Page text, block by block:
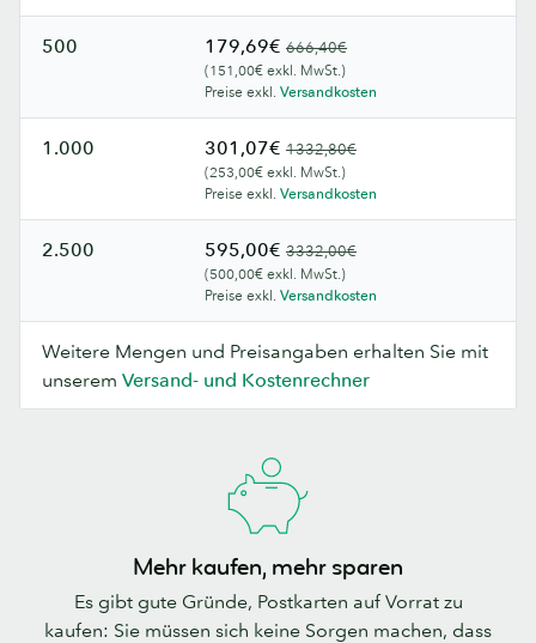
500 179,69€ 666,40€
(151,00€ exkl. MwSt.)
Preise exkl. Versandkosten
1.000 301,07€ 1332,80€
(253,00€ exkl. MwSt.)
Preise exkl. Versandkosten
2.500 595,00€ 3332,00€
(500,00€ exkl. MwSt.)
Preise exkl. Versandkosten
Weitere Mengen und Preisangaben erhalten Sie mit
unserem Versand- und Kostenrechner
Mehr kaufen, mehr sparen
Es gibt gute Gründe, Postkarten auf Vorrat zu
kaufen: Sie müssen sich keine Sorgen machen, dass